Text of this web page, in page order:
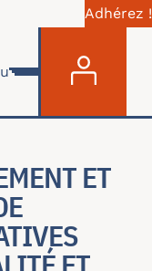
Adhérez !
ET